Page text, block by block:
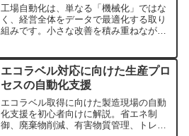
工場自動化は、単なる「機械化」ではな
く、経営全体をデータで最適化する取り
組みです。小さな改善を積み重ねなが
全体が一体となって取り組むことで、真
の意味での「スマートファクトリー」が
実現します。
エコラベル対応に向けた生産プロ
セスの自動化支援
エコラベル取得に向けた製造現場の自動
化支援を初心者向けに解説。省エネ制
御、廃棄物削減、有害物質管理、トレー